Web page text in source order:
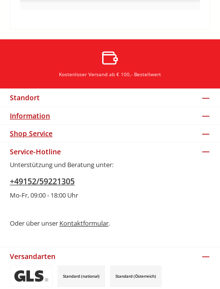
Kostenloser Versand ab € 100,- Bestellwert
Standort
Information
Shop Service
Service-Hotline
Unterstützung und Beratung unter:
+49152/59221305
Mo-Fr, 09:00 - 18:00 Uhr
Oder über unser Kontaktformular.
Versandarten
Standard (national) Standard (Österreich)